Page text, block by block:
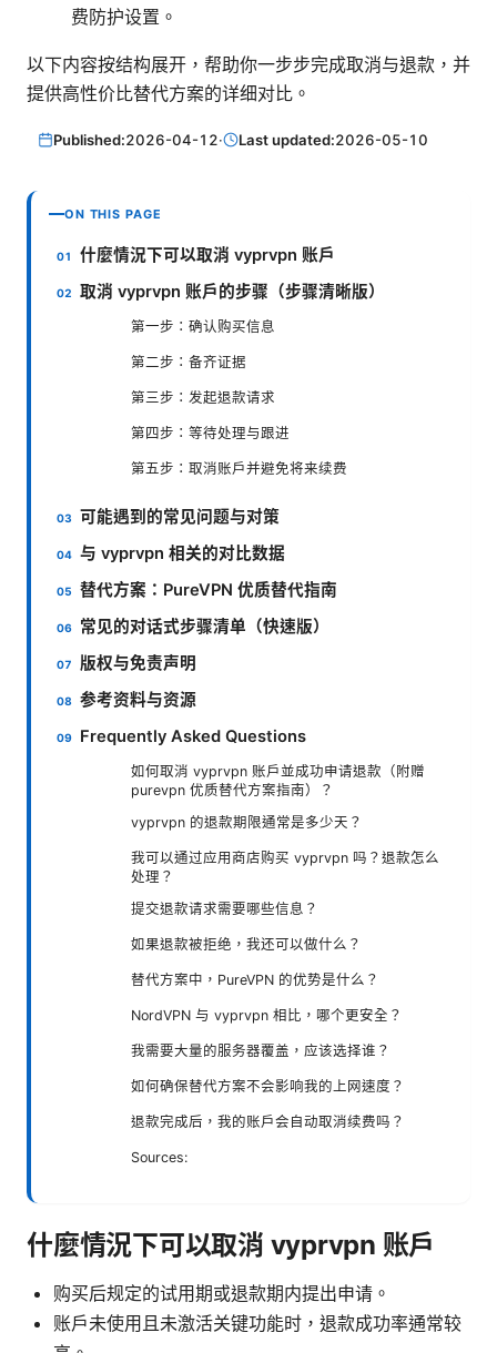
费防护设置。
以下内容按结构展开，帮助你一步步完成取消与退款，并
提供高性价比替代方案的详细对比。
Published:2026-04-12· Last updated:2026-05-10
ON THIS PAGE
什麼情況下可以取消 vyprvpn 账户
取消 vyprvpn 账户的步骤（步骤清晰版）
第一步：确认购买信息
第二步：备齐证据
第三步：发起退款请求
第四步：等待处理与跟进
第五步：取消账户并避免将来续费
可能遇到的常见问题与对策
与 vyprvpn 相关的对比数据
替代方案：PureVPN 优质替代指南
常见的对话式步骤清单（快速版）
版权与免责声明
参考资料与资源
Frequently Asked Questions
如何取消 vyprvpn 账户並成功申请退款（附赠
purevpn 优质替代方案指南）？
vyprvpn 的退款期限通常是多少天？
我可以通过应用商店购买 vyprvpn 吗？退款怎么
处理？
提交退款请求需要哪些信息？
如果退款被拒绝，我还可以做什么？
替代方案中，PureVPN 的优势是什么？
NordVPN 与 vyprvpn 相比，哪个更安全？
我需要大量的服务器覆盖，应该选择谁？
如何确保替代方案不会影响我的上网速度？
退款完成后，我的账户会自动取消续费吗？
Sources:
什麼情況下可以取消 vyprvpn 账户
购买后规定的试用期或退款期内提出申请。
账户未使用且未激活关键功能时，退款成功率通常较